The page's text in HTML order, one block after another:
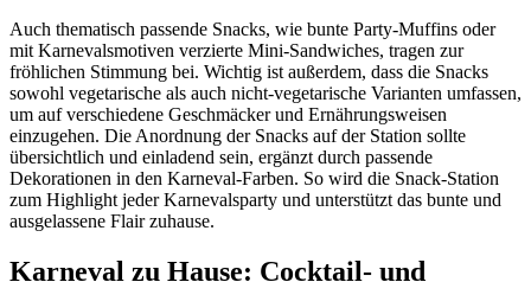
Auch thematisch passende Snacks, wie bunte Party-Muffins oder
mit Karnevalsmotiven verzierte Mini-Sandwiches, tragen zur
fröhlichen Stimmung bei. Wichtig ist außerdem, dass die Snacks
sowohl vegetarische als auch nicht-vegetarische Varianten umfassen,
um auf verschiedene Geschmäcker und Ernährungsweisen
einzugehen. Die Anordnung der Snacks auf der Station sollte
übersichtlich und einladend sein, ergänzt durch passende
Dekorationen in den Karneval-Farben. So wird die Snack-Station
zum Highlight jeder Karnevalsparty und unterstützt das bunte und
ausgelassene Flair zuhause.
Karneval zu Hause: Cocktail- und